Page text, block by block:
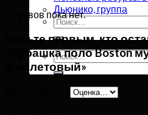
Дьюнико, группа
Искать:
Искать:
Отзывов пока нет.
Будьте первым, кто
«Рубашка поло Boston
фиолетовый»